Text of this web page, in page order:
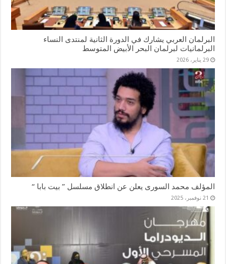
البرلمان العربي يشارك في الدورة الثانية لمنتدى النساء
البرلمانيات لبرلمان البحر الأبيض المتوسط
29 يناير، 2026
المؤلف محمد السورى يعلن عن انطلاق مسلسل ” بيت بابا “
21 نوفمبر، 2025